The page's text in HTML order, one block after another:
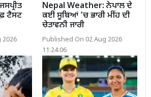
ਟੈਸਟ
2026
Nepal Weather: ਨੇਪਾਲ ਦੇ
ਕਈ ਸੂਬਿਆਂ ’ਚ ਭਾਰੀ ਮੀਂਹ ਦੀ
ਚੇਤਾਵਨੀ ਜਾਰੀ
Published On 02 Aug 2026
11:24:06